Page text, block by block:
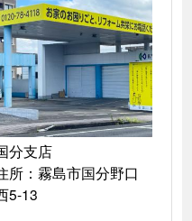
分支店
所：霧島市国分野口